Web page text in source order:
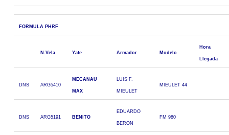
FORMULA PHRF
N.Vela Yate Armador Modelo
Hora
Llegada
DNS ARG5410
MECANAU
MAX
LUIS F.
MIEULET
MIEULET 44
DNS ARG5191 BENITO
EDUARDO
BERON
FM 980